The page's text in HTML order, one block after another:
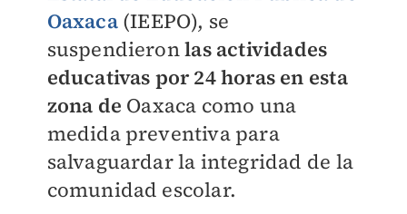
Oaxaca(IEEPO), se
suspendieronlas actividades
educativas por 24 horas en esta
zona de Oaxaca como una
medida preventiva para
salvaguardar la integridad de la
comunidad escolar.